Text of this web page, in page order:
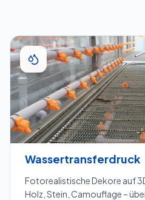
Wassertransferdruck
Fotorealistische Dekore auf
Holz, Stein, Camouflage –